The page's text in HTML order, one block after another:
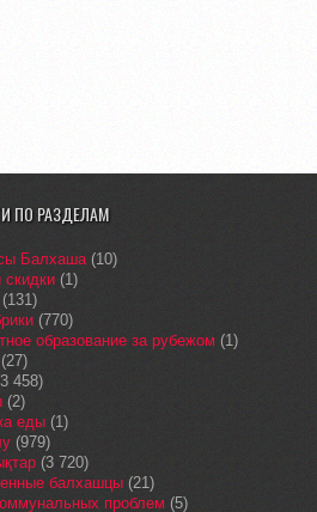
ПО РАЗДЕЛАМ
Балхаша(10)
скидки (1)
(770)
образование за рубежом (1)
(27)
458)
(2)
еды (1)
(979)
(3 720)
балхашцы (21)
проблем (5)